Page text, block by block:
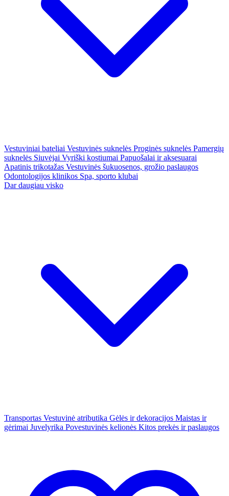
Vestuviniai bateliai Vestuvinės suknelės Proginės suknelės Pamergių
suknelės Siuvėjai Vyriški kostiumai Papuošalai ir aksesuarai
Apatinis trikotažas Vestuvinės šukuosenos, grožio paslaugos
Odontologijos klinikos Spa, sporto klubai
Dar daugiau visko
Transportas Vestuvinė atributika Gėlės ir dekoracijos Maistas ir
gėrimai Juvelyrika Povestuvinės kelionės Kitos prekės ir paslaugos